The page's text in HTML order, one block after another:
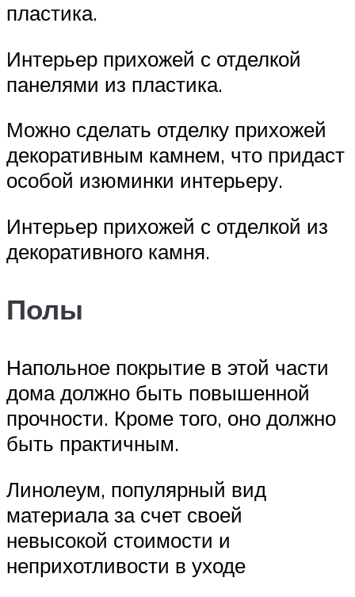
пластика.
Интерьер прихожей с отделкой
панелями из пластика.
Можно сделать отделку прихожей
декоративным камнем, что придаст
особой изюминки интерьеру.
Интерьер прихожей с отделкой из
декоративного камня.
Полы
Напольное покрытие в этой части
дома должно быть повышенной
прочности. Кроме того, оно должно
быть практичным.
Линолеум, популярный вид
материала за счет своей
невысокой стоимости и
неприхотливости в уходе